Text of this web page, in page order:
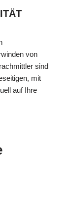
von
sind
mit
auf Ihre